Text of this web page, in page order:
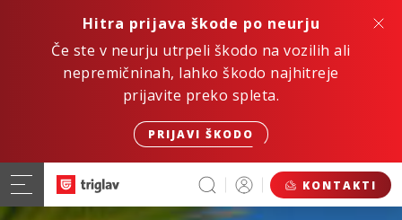
Hitra prijava škode po neurju
Če ste v neurju utrpeli škodo na vozilih ali
nepremičninah, lahko škodo najhitreje
prijavite preko spleta.
PRIJAVI ŠKODO
KONTAKTI